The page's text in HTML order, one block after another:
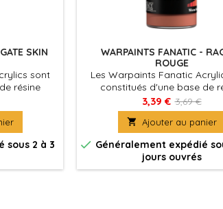
SKIN
sont
résine
délivre
et de
de
sous 2 à 3
WARPAINTS FANATIC -
ROUGE
Les Warpaints Fanatic
constitués d'une base de
acrylique très couvrante qui
des pigments de haute
qualité supérieure sur la
votre figurine.
3,39 € 3,69 €
 Ajouter au panier
 Généralement expédié
jours ouvrés